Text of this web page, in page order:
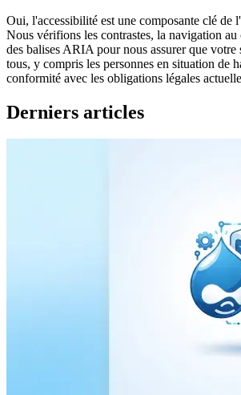
Oui, l'accessibilité est une composante clé de
Nous vérifions les contrastes, la navigation
des balises ARIA pour nous assurer que votre
tous, y compris les personnes en situation de
conformité avec les obligations légales
Derniers articles